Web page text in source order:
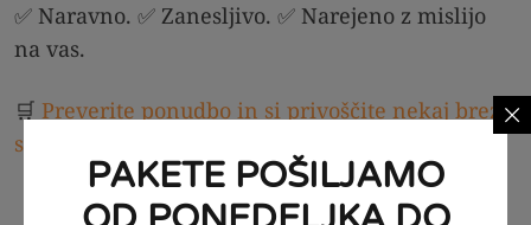
✅ Naravno. ✅ Zanesljivo. ✅ Narejeno z mislijo
na vas.
🛒 Preverite ponudbo in si privoščite nekaj brez
skrbi >>
PAKETE POŠILJAMO